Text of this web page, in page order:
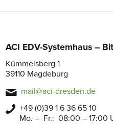
ACI EDV-Systemhaus –
Kümmelsberg 1
39110 Magdeburg
mail@aci-dresden.de
+49 (0)39 1 6 36 65 10
Mo. – Fr.: 08:00 – 17:00